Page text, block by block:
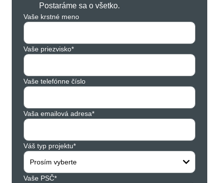
Postaráme sa o všetko.
Vaše krstné meno
Vaše priezvisko*
Vaše telefónne číslo
Vaša emailová adresa*
Váš typ projektu*
Prosím vyberte
Vaše PSČ*